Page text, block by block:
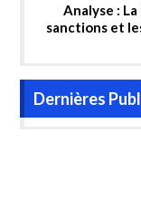
Analyse :
sanctions et
Dernières